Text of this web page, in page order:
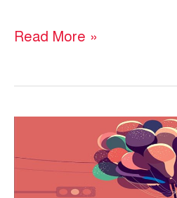
Read More »
(২৬-৩০)